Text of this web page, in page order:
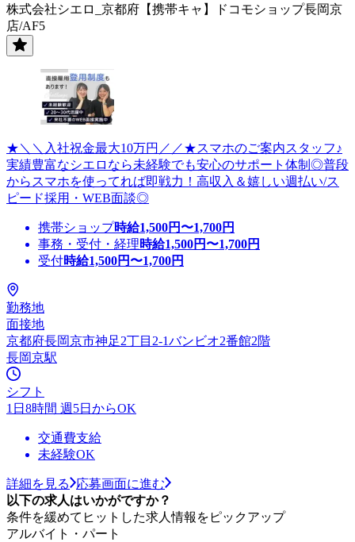
株式会社シエロ_京都府【携帯キャ】ドコモショップ長岡京
店/AF5
★＼＼入社祝金最大10万円／／★スマホのご案内スタッフ♪
実績豊富なシエロなら未経験でも安心のサポート体制◎普段
からスマホを使ってれば即戦力！高収入＆嬉しい週払い/ス
ピード採用・WEB面談◎
携帯ショップ時給1,500円〜1,700円
事務・受付・経理時給1,500円〜1,700円
受付時給1,500円〜1,700円
勤務地
面接地
京都府長岡京市神足2丁目2-1バンビオ2番館2階
長岡京駅
シフト
1日8時間 週5日からOK
交通費支給
未経験OK
詳細を見る
応募画面に進む
以下の求人はいかがですか？
条件を緩めてヒットした求人情報をピックアップ
アルバイト・パート